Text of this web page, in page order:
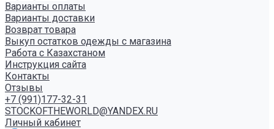
Варианты оплаты
Варианты доставки
Возврат товара
Выкуп остатков одежды с магазина
Работа с Казахстаном
Инструкция сайта
Контакты
Отзывы
+7 (991)177-32-31
STOCKOFTHEWORLD@YANDEX.RU
Личный кабинет